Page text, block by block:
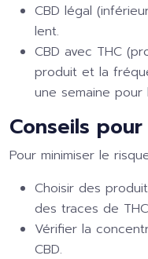
CBD légal
lent.
CBD avec THC
produit et la
une semaine pour
Conseils
Pour minimiser le
Choisir des
des traces de
Vérifier la
CBD.